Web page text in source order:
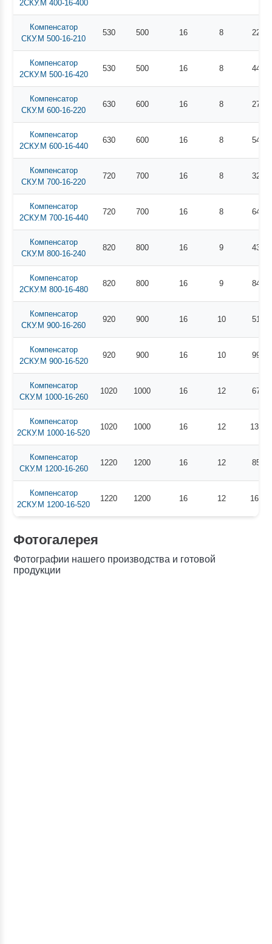
2СКУ.М 400-16-400
Компенсатор
СКУ.М 500-16-210
530 500 16 8 220
Компенсатор
2СКУ.М 500-16-420
530 500 16 8 440
Компенсатор
СКУ.М 600-16-220
630 600 16 8 270
Компенсатор
2СКУ.М 600-16-440
630 600 16 8 540
Компенсатор
СКУ.М 700-16-220
720 700 16 8 320
Компенсатор
2СКУ.М 700-16-440
720 700 16 8 640
Компенсатор
СКУ.М 800-16-240
820 800 16 9 430
Компенсатор
2СКУ.М 800-16-480
820 800 16 9 840
Компенсатор
СКУ.М 900-16-260
920 900 16 10 510
Компенсатор
2СКУ.М 900-16-520
920 900 16 10 990
Компенсатор
СКУ.М 1000-16-260
1020 1000 16 12 670
Компенсатор
2СКУ.М 1000-16-520
1020 1000 16 12 1320
Компенсатор
СКУ.М 1200-16-260
1220 1200 16 12 850
Компенсатор
2СКУ.М 1200-16-520
1220 1200 16 12 1680
Фотогалерея
Фотографии нашего производства и готовой
продукции